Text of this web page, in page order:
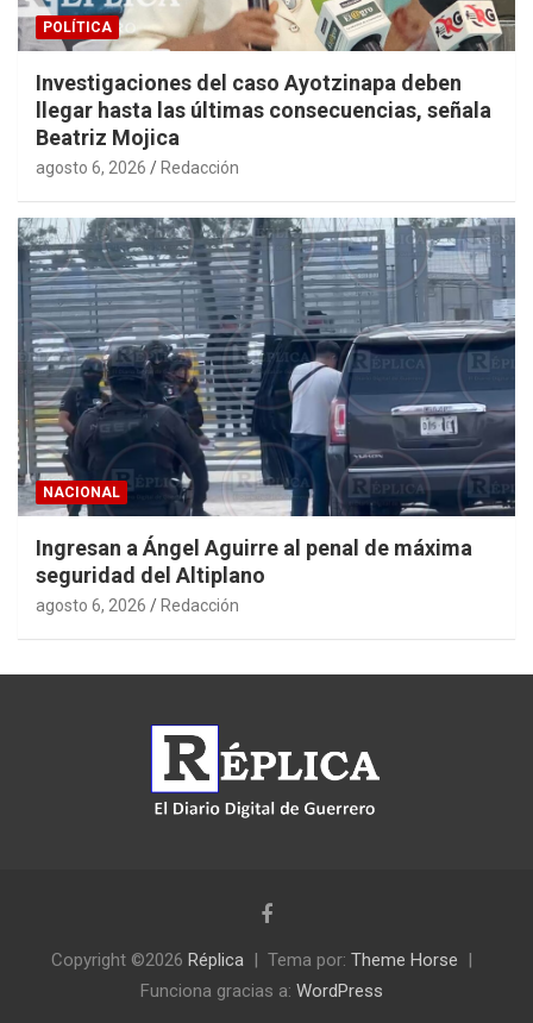
POLÍTICA
Investigaciones del caso Ayotzinapa deben
llegar hasta las últimas consecuencias, señala
Beatriz Mojica
agosto 6, 2026 Redacción
NACIONAL
Ingresan a Ángel Aguirre al penal de máxima
seguridad del Altiplano
agosto 6, 2026 Redacción
Copyright ©2026 Réplica Tema por: Theme Horse
Funciona gracias a: WordPress